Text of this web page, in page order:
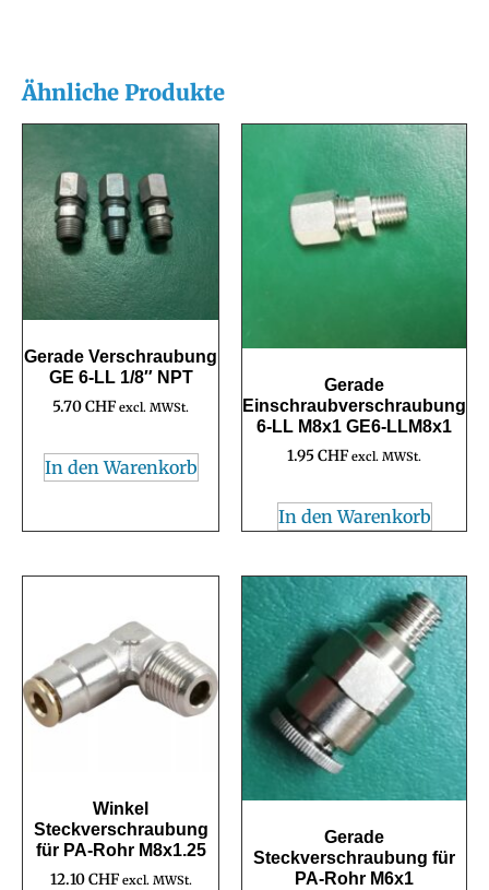
Ähnliche Produkte
Gerade Verschraubung
GE 6-LL 1/8″ NPT
5.70CHF excl. MWSt.
In den Warenkorb
Gerade
Einschraubverschraubung
6-LL M8x1 GE6-LLM8x1
1.95CHF excl. MWSt.
In den Warenkorb
Winkel
Steckverschraubung
für PA-Rohr M8x1.25
12.10CHF excl. MWSt.
Gerade
Steckverschraubung für
PA-Rohr M6x1